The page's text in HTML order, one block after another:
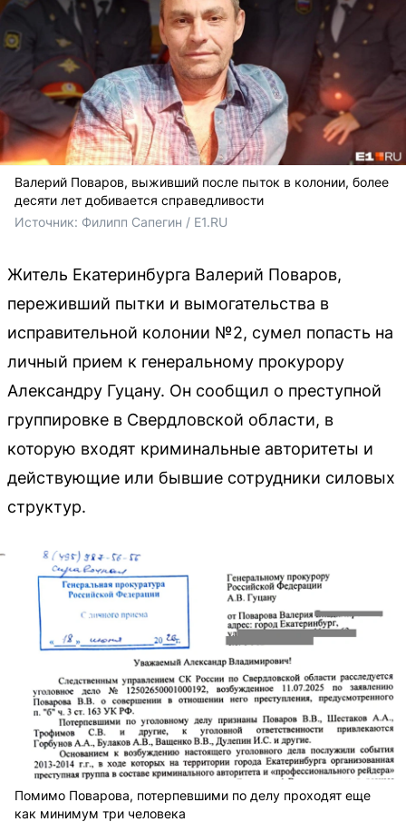
Валерий Поваров, выживший после пыток в колонии, более
десяти лет добивается справедливости
Источник: Филипп Сапегин / E1.RU
Житель Екатеринбурга Валерий Поваров,
переживший пытки и вымогательства в
исправительной колонии №2, сумел попасть на
личный прием к генеральному прокурору
Александру Гуцану. Он сообщил о преступной
группировке в Свердловской области, в
которую входят криминальные авторитеты и
действующие или бывшие сотрудники силовых
структур.
Помимо Поварова, потерпевшими по делу проходят еще
как минимум три человека